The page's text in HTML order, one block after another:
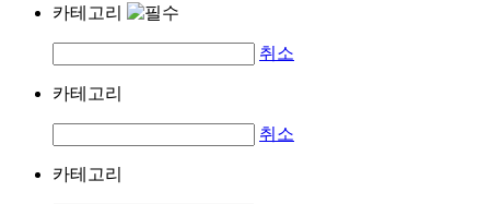
카테고리
취소
카테고리
취소
카테고리